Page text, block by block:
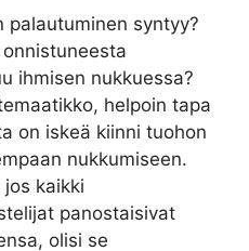
palautuminen syntyy?
ihmisen nukkuessa?
helpoin tapa
on iskeä kiinni tuohon
nukkumiseen.
kaikki
panostaisivat
olisi se